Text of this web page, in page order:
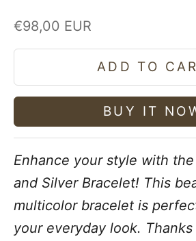
Sale price
€98,00 EUR
ADD TO
BUY IT
Enhance your style with
and Silver Bracelet! This
multicolor bracelet is
your everyday look.